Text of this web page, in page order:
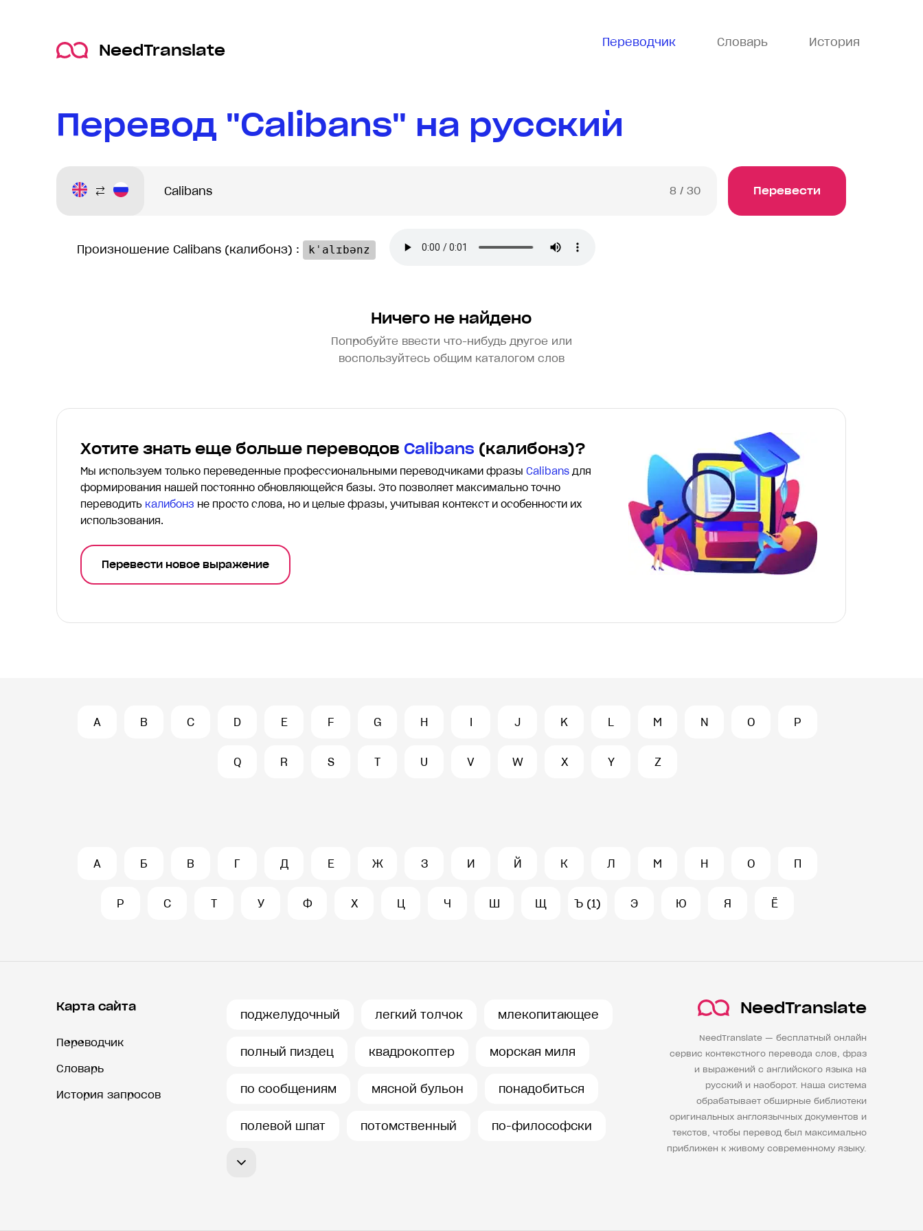
NeedTranslate Переводчик Словарь История
Перевод "Calibans" на русский
8 / 30 Перевести
Произношение Calibans (калибонз) : kˈalɪbənz
Ничего не найдено
Попробуйте ввести что-нибудь другое или
воспользуйтесь общим каталогом слов
Хотите знать еще больше переводов Calibans (калибонз)?
Мы используем только переведенные профессиональными переводчиками фразы Calibans для
формирования нашей постоянно обновляющейся базы. Это позволяет максимально точно
переводить калибонз не просто слова, но и целые фразы, учитывая контекст и особенности их
использования.
Перевести новое выражение
A B C D E F G H I J K L M N O P
Q R S T U V W X Y Z
А Б В Г Д Е Ж З И Й К Л М Н О П
Р С Т У Ф Х Ц Ч Ш Щ Ъ (1) Э Ю Я Ё
Карта сайта
Переводчик
Словарь
История запросов
поджелудочный легкий толчок млекопитающее
полный пиздец квадрокоптер морская миля
по сообщениям мясной бульон понадобиться
полевой шпат потомственный по-философски
NeedTranslate
NeedTranslate — бесплатный онлайн
сервис контекстного перевода слов, фраз
и выражений с английского языка на
русский и наоборот. Наша система
обрабатывает обширные библиотеки
оригинальных англоязычных документов и
текстов, чтобы перевод был максимально
приближен к живому современному языку.